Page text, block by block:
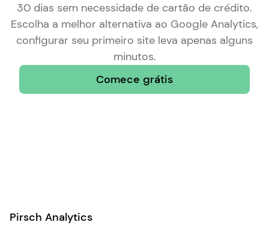
30 dias sem necessidade de cartão de crédito.
Escolha a melhor alternativa ao Google Analytics,
configurar seu primeiro site leva apenas alguns
minutos.
Comece grátis
Pirsch Analytics